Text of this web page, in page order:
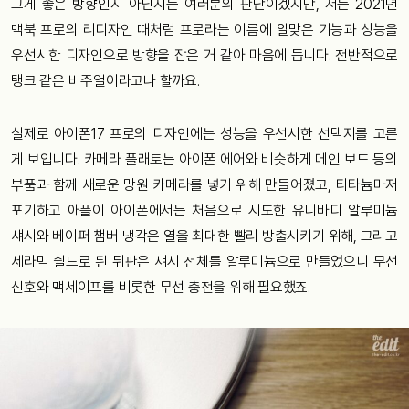
그게 좋은 방향인지 아닌지는 여러분의 판단이겠지만, 저는 2021년
맥북 프로의 리디자인 때처럼 프로라는 이름에 알맞은 기능과 성능을
우선시한 디자인으로 방향을 잡은 거 같아 마음에 듭니다. 전반적으로
탱크 같은 비주얼이라고나 할까요.
실제로 아이폰17 프로의 디자인에는 성능을 우선시한 선택지를 고른
게 보입니다. 카메라 플래토는 아이폰 에어와 비슷하게 메인 보드 등의
부품과 함께 새로운 망원 카메라를 넣기 위해 만들어졌고, 티타늄마저
포기하고 애플이 아이폰에서는 처음으로 시도한 유니바디 알루미늄
섀시와 베이퍼 챔버 냉각은 열을 최대한 빨리 방출시키기 위해, 그리고
세라믹 쉴드로 된 뒤판은 섀시 전체를 알루미늄으로 만들었으니 무선
신호와 맥세이프를 비롯한 무선 충전을 위해 필요했죠.